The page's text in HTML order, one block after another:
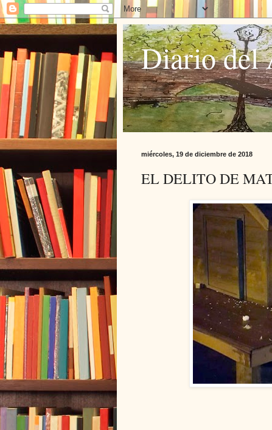
Diario del
miércoles, 19 de diciembre de 2018
EL DELITO DE